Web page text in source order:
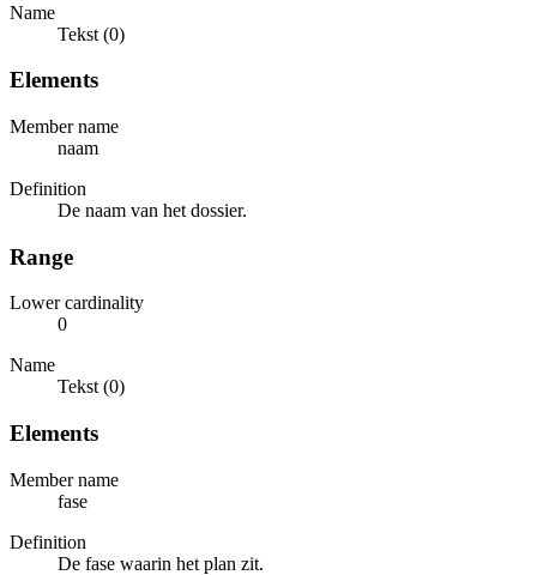
Name
Tekst (0)
Elements
Member name
naam
Definition
De naam van het dossier.
Range
Lower cardinality
0
Name
Tekst (0)
Elements
Member name
fase
Definition
De fase waarin het plan zit.